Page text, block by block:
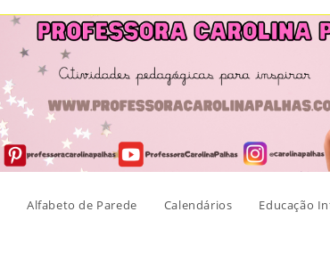
Skip
content
Alfabeto de Parede Calendários Educação